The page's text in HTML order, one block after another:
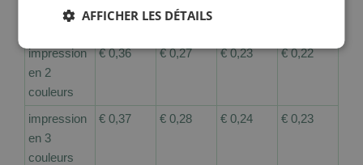
impression
en 2
couleurs
€ 0,36 € 0,27 € 0,23 € 0,22
impression
en 3
couleurs
€ 0,37 € 0,28 € 0,24 € 0,23
AFFICHER LES DÉTAILS